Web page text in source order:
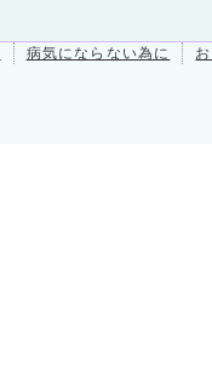
病気にならない為に